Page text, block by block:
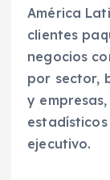
América
clientes
negocios
por sector,
y
ejecutivo.